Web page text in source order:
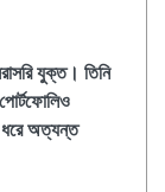
যুক্ত। তিনি
পোর্টফোলিও
ধরে অত্যন্ত